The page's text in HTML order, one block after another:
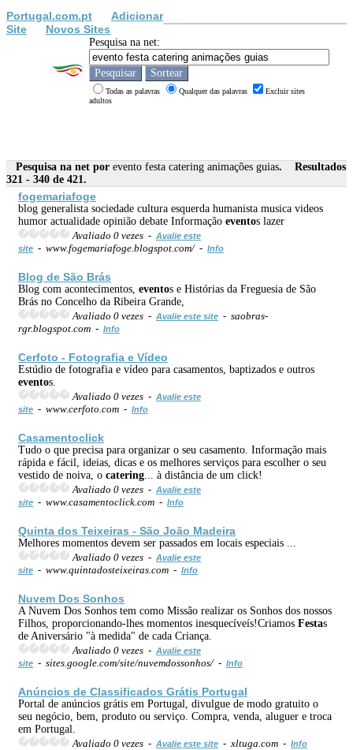
Portugal.com.pt
Adicionar
Site
Novos Sites
Pesquisa na net:
Todas as palavras Qualquer das palavras
Excluir sites
adultos
Pesquisa na net por evento festa catering animações guias. Resultados
321 - 340 de 421.
fogemariafoge
blog generalista sociedade cultura esquerda humanista musica videos
humor actualidade opinião debate Informação eventos lazer
Avaliado 0 vezes - Avalie este
site - www.fogemariafoge.blogspot.com/ - Info
Blog de São Brás
Blog com acontecimentos, eventos e Histórias da Freguesia de São
Brás no Concelho da Ribeira Grande,
Avaliado 0 vezes - Avalie este site - saobras-
rgr.blogspot.com - Info
Cerfoto - Fotografia e Vídeo
Estúdio de fotografia e vídeo para casamentos, baptizados e outros
eventos.
Avaliado 0 vezes - Avalie este
site - www.cerfoto.com - Info
Casamentoclick
Tudo o que precisa para organizar o seu casamento. Informação mais
rápida e fácil, ideias, dicas e os melhores serviços para escolher o seu
vestido de noiva, o catering ... à distância de um click!
Avaliado 0 vezes - Avalie este
site - www.casamentoclick.com - Info
Quinta dos Teixeiras - São João Madeira
Melhores momentos devem ser passados em locais especiais ...
Avaliado 0 vezes - Avalie este
site - www.quintadosteixeiras.com - Info
Nuvem Dos Sonhos
A Nuvem Dos Sonhos tem como Missão realizar os Sonhos dos nossos
Filhos, proporcionando-lhes momentos inesquecíveís!Criamos Festas
de Aniversário "à medida" de cada Criança.
Avaliado 0 vezes - Avalie este
site - sites.google.com/site/nuvemdossonhos/ - Info
Anúncios de Classificados Grátis Portugal
Portal de anúncios grátis em Portugal, divulgue de modo gratuito o
seu negócio, bem, produto ou serviço. Compra, venda, aluguer e troca
em Portugal.
Avaliado 0 vezes - Avalie este site - xltuga.com - Info